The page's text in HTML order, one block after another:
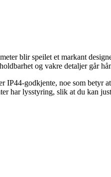
blir speilet et markant
og vakre detaljer går
IP44-godkjente, noe som betyr
har lysstyring, slik at du kan